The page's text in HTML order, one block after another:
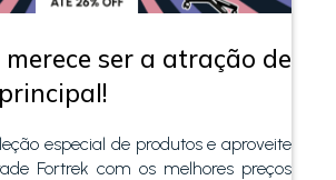
ser a atração de
especial de produtos e aproveite
Fortrek com os melhores preços